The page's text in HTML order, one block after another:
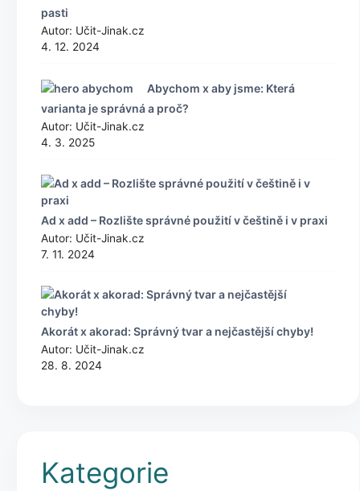
pasti
Autor: Učit-Jinak.cz
4. 12. 2024
Abychom x aby jsme: Která
varianta je správná a proč?
Autor: Učit-Jinak.cz
4. 3. 2025
Ad x add – Rozlište správné použití v češtině i v praxi
Autor: Učit-Jinak.cz
7. 11. 2024
Akorát x akorad: Správný tvar a nejčastější chyby!
Autor: Učit-Jinak.cz
28. 8. 2024
Kategorie